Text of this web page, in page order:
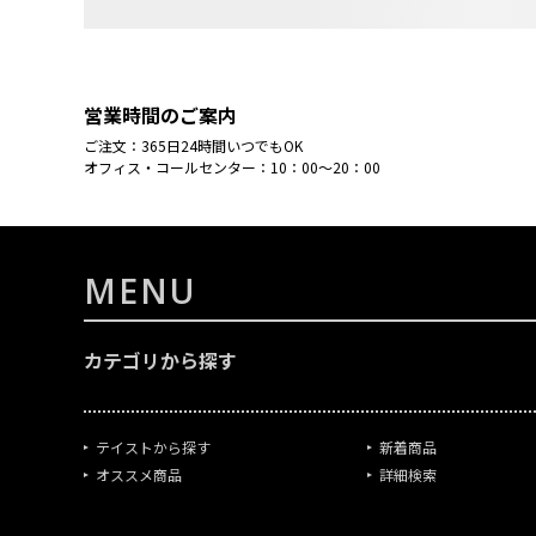
営業時間のご案内
ご注文：365日24時間いつでもOK
オフィス・コールセンター：10：00～20：00
MENU
カテゴリから探す
テイストから探す
オススメ商品
新着商品
詳細検索